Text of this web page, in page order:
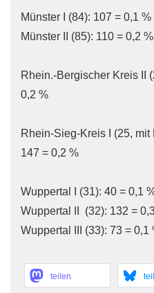
Münster I (84): 107 = 0,1 %
Münster II (85): 110 = 0,2 %
Rhein.-Bergischer Kreis II
0,2 %
Rhein-Sieg-Kreis I (25,
147 = 0,2 %
Wuppertal I (31): 40 = 0,1
Wuppertal II (32): 132 =
Wuppertal III (33): 73 = 0,1
teilen